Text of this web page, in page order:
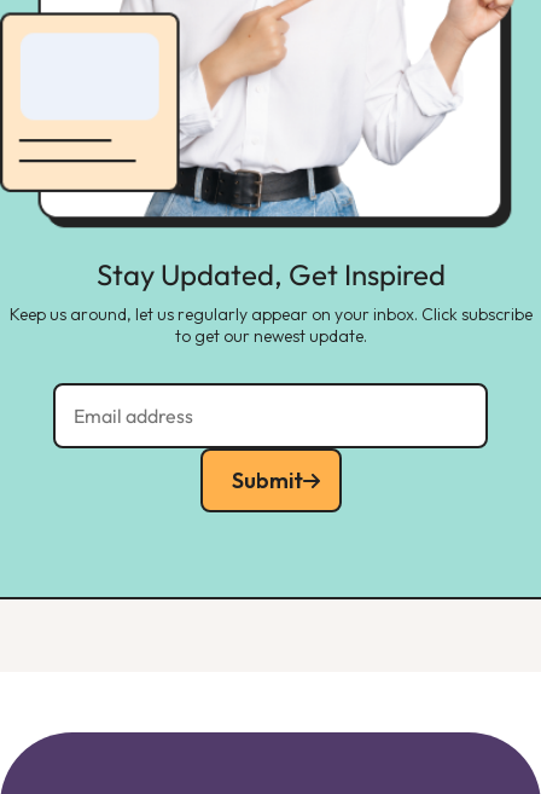
Stay Updated, Get Inspired
Keep us around, let us regularly appear on your inbox. Click subscribe
to get our newest update.
Submit